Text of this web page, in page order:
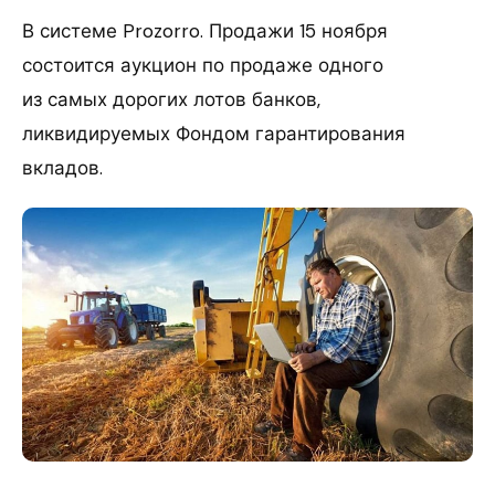
В системе Prozorro. Продажи 15 ноября
состоится аукцион по продаже одного
из самых дорогих лотов банков,
ликвидируемых Фондом гарантирования
вкладов.